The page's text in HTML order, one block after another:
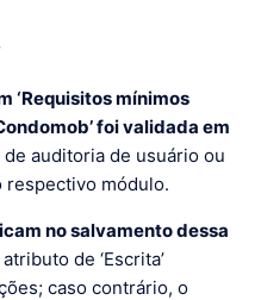
‘Requisitos mínimos
foi validada em
auditoria de usuário ou
respectivo módulo.
no salvamento dessa
de ‘Escrita’
caso contrário, o